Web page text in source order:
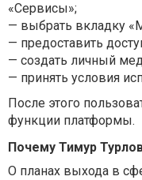
«Сервисы»;
— выбрать вкладку
— предоставить
— создать личный
— принять условия
После этого
функции платформы.
Почему Тимур
О планах выхода в